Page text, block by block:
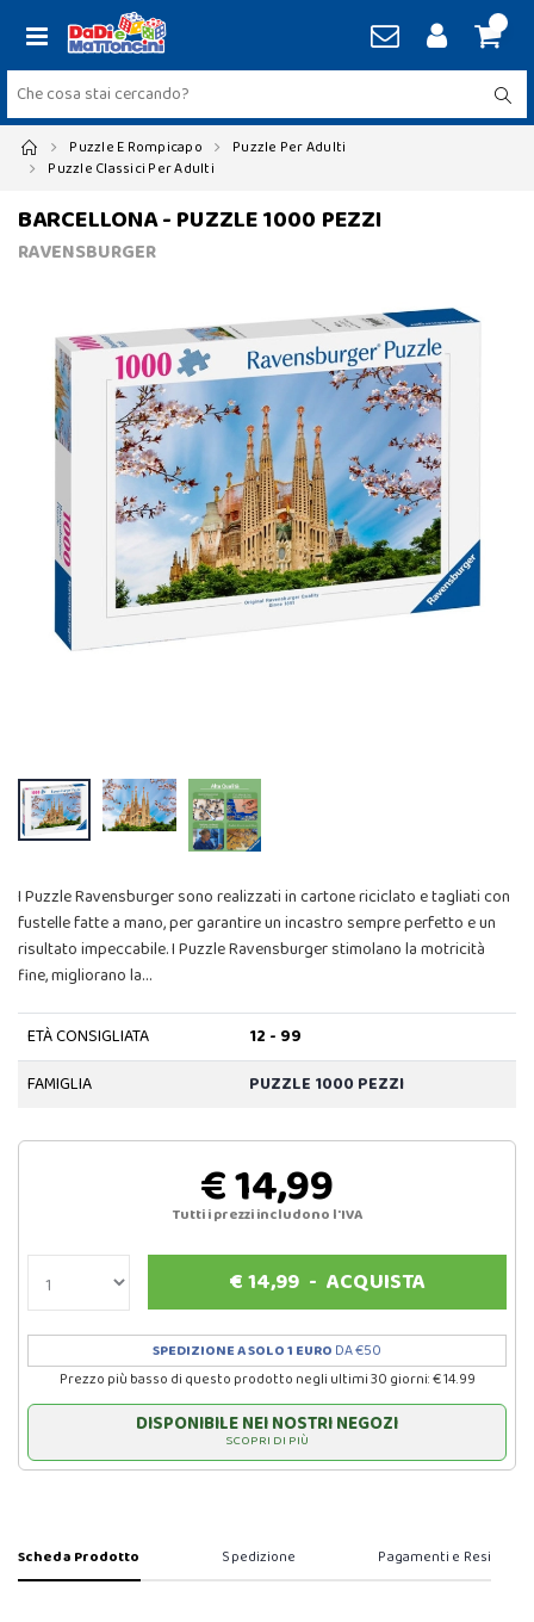
Puzzle E Rompicapo
Puzzle Per Adulti
Puzzle Classici Per Adulti
BARCELLONA - PUZZLE 1000 PEZZI
RAVENSBURGER
I Puzzle Ravensburger sono realizzati in cartone riciclato e tagliati con
fustelle fatte a mano, per garantire un incastro sempre perfetto e un
risultato impeccabile. I Puzzle Ravensburger stimolano la motricità
fine, migliorano la…
ETÀ CONSIGLIATA
12 - 99
FAMIGLIA
PUZZLE 1000 PEZZI
€ 14,99
Tutti i prezzi includono l'IVA
€14,99- ACQUISTA
SPEDIZIONE A SOLO 1 EURO DA €50
Prezzo più basso di questo prodotto negli ultimi 30 giorni: € 14.99
DISPONIBILE NEI NOSTRI NEGOZI
SCOPRI DI PIÙ
Scheda Prodotto Spedizione Pagamenti e Resi